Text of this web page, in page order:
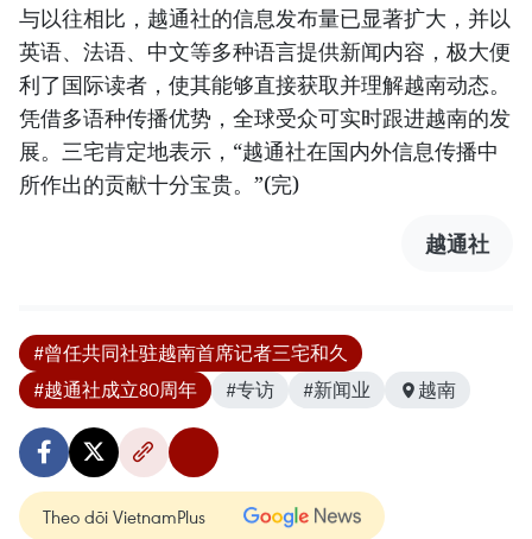
与以往相比，越通社的信息发布量已显著扩大，并以
英语、法语、中文等多种语言提供新闻内容，极大便
利了国际读者，使其能够直接获取并理解越南动态。
凭借多语种传播优势，全球受众可实时跟进越南的发
展。三宅肯定地表示，“越通社在国内外信息传播中
所作出的贡献十分宝贵。”(完)
越通社
#曾任共同社驻越南首席记者三宅和久
#越通社成立80周年
#专访 #新闻业 越南
Theo dõi VietnamPlus